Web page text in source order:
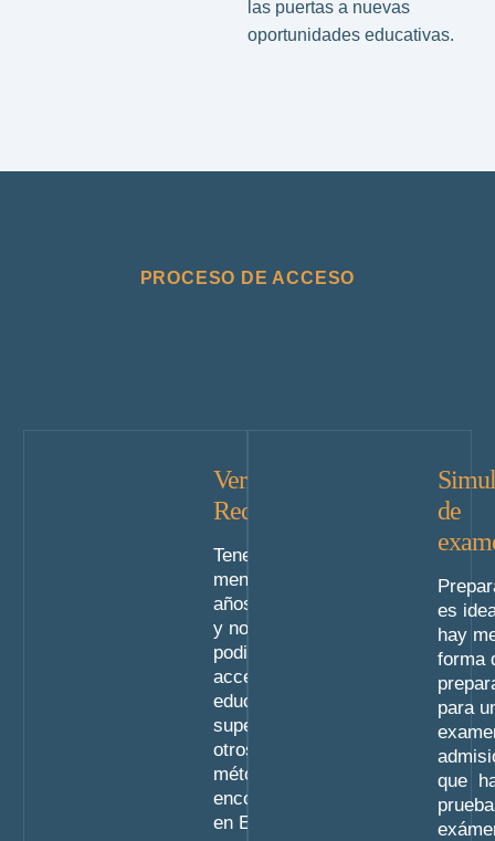
las puertas a nuevas
oportunidades educativas.
PROCESO DE ACCESO
Verificar
Requisitos
Tener al
menos 25
años o más
y no haber
podido
acceder a
educación
superior por
otros
métodos
encontrarse
en España.
de
es
hay
forma
para
que